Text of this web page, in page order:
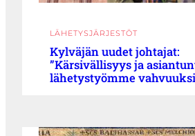
LÄHETYSJÄRJESTÖT
Kylväjän uudet johtajat:
”Kärsivällisyys ja
lähetystyömme